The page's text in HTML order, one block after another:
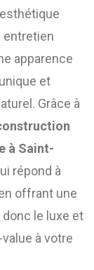
entretien
apparence
et
Grâce à
à Saint-
répond à
offrant une
le luxe et
à votre